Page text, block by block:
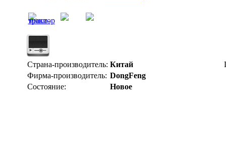
Страна-производитель: Китай
Фирма-производитель: DongFeng
Состояние:
Новое